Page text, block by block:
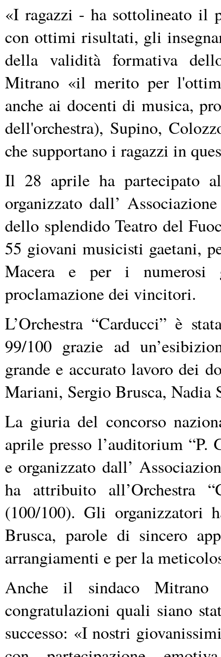
«I ragazzi - ha sottolineato il
con ottimi risultati, gli
della validità formativa
Mitrano «il merito per
anche ai docenti di musica,
dell'orchestra), Supino,
che supportano i ragazzi in
Il 28 aprile ha partecipato
organizzato dall’
dello splendido Teatro del
55 giovani musicisti gaetani,
Macera e per i numerosi
proclamazione dei vincitori.
L’Orchestra “Carducci” è
99/100 grazie ad
grande e accurato lavoro dei
Mariani, Sergio Brusca, Nadia
La giuria del concorso
aprile presso l’auditorium
e organizzato dall’
ha attribuito all’Orchestra
(100/100). Gli organizzatori
Brusca, parole di sincero
arrangiamenti e per la
Anche il sindaco
congratulazioni quali siano
successo: «I nostri